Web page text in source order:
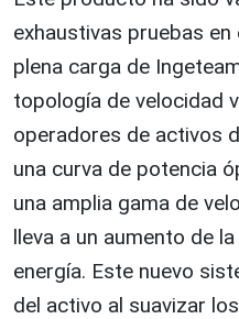
exhaustivas pruebas
plena carga de
topología de velocidad
operadores de activos
una curva de potencia
una amplia gama de
lleva a un aumento de
energía. Este nuevo
del activo al suavizar